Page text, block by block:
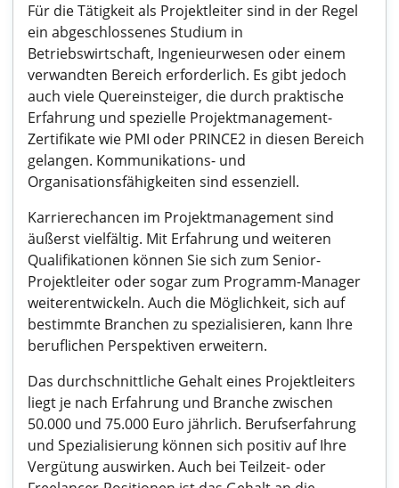
Für die Tätigkeit als Projektleiter sind in der Regel
ein abgeschlossenes Studium in
Betriebswirtschaft, Ingenieurwesen oder einem
verwandten Bereich erforderlich. Es gibt jedoch
auch viele Quereinsteiger, die durch praktische
Erfahrung und spezielle Projektmanagement-
Zertifikate wie PMI oder PRINCE2 in diesen Bereich
gelangen. Kommunikations- und
Organisationsfähigkeiten sind essenziell.
Karrierechancen im Projektmanagement sind
äußerst vielfältig. Mit Erfahrung und weiteren
Qualifikationen können Sie sich zum Senior-
Projektleiter oder sogar zum Programm-Manager
weiterentwickeln. Auch die Möglichkeit, sich auf
bestimmte Branchen zu spezialisieren, kann Ihre
beruflichen Perspektiven erweitern.
Das durchschnittliche Gehalt eines Projektleiters
liegt je nach Erfahrung und Branche zwischen
50.000 und 75.000 Euro jährlich. Berufserfahrung
und Spezialisierung können sich positiv auf Ihre
Vergütung auswirken. Auch bei Teilzeit- oder